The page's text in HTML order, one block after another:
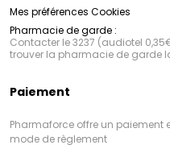
Mes préférences Cookies
Pharmacie de garde :
Contacter le 3237 (audiotel
trouver la pharmacie de garde
Paiement
Pharmaforce offre un paiement
mode de règlement